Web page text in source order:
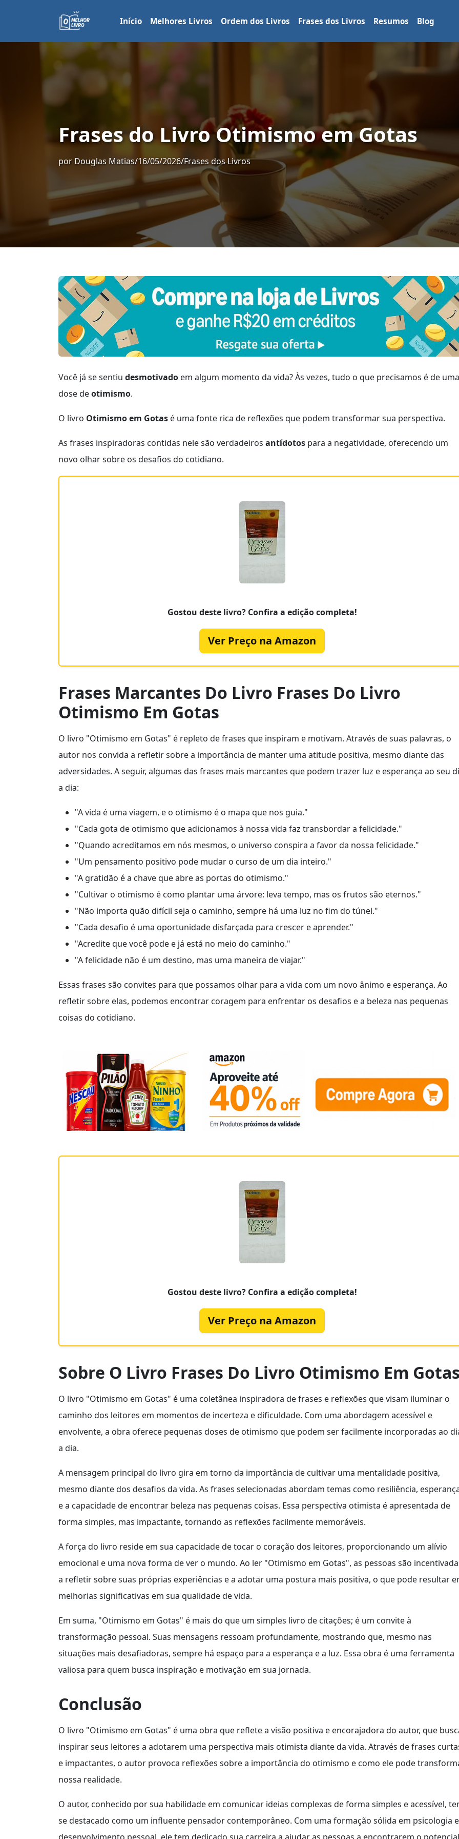
Início Melhores Livros Ordem dos Livros Frases dos Livros Resumos Blog
Frases do Livro Otimismo em Gotas
por Douglas Matias/16/05/2026/Frases dos Livros
Você já se sentiu desmotivado em algum momento da vida? Às vezes, tudo o que precisamos é de uma
dose deotimismo.
O livro Otimismo em Gotas é uma fonte rica de reflexões que podem transformar sua perspectiva.
As frases inspiradoras contidas nele são verdadeiros antídotos para a negatividade, oferecendo um
novo olhar sobre os desafios do cotidiano.
Gostou deste livro? Confira a edição completa!
Ver Preço na Amazon
Frases Marcantes Do Livro Frases Do Livro
Otimismo Em Gotas
O livro "Otimismo em Gotas" é repleto de frases que inspiram e motivam. Através de suas palavras, o
autor nos convida a refletir sobre a importância de manter uma atitude positiva, mesmo diante das
adversidades. A seguir, algumas das frases mais marcantes que podem trazer luz e esperança ao seu
a dia:
"A vida é uma viagem, e o otimismo é o mapa que nos guia."
"Cada gota de otimismo que adicionamos à nossa vida faz transbordar a felicidade."
"Quando acreditamos em nós mesmos, o universo conspira a favor da nossa felicidade."
"Um pensamento positivo pode mudar o curso de um dia inteiro."
"A gratidão é a chave que abre as portas do otimismo."
"Cultivar o otimismo é como plantar uma árvore: leva tempo, mas os frutos são eternos."
"Não importa quão difícil seja o caminho, sempre há uma luz no fim do túnel."
"Cada desafio é uma oportunidade disfarçada para crescer e aprender."
"Acredite que você pode e já está no meio do caminho."
"A felicidade não é um destino, mas uma maneira de viajar."
Essas frases são convites para que possamos olhar para a vida com um novo ânimo e esperança. Ao
refletir sobre elas, podemos encontrar coragem para enfrentar os desafios e a beleza nas pequenas
coisas do cotidiano.
Gostou deste livro? Confira a edição completa!
Ver Preço na Amazon
Sobre O Livro Frases Do Livro Otimismo Em
O livro "Otimismo em Gotas" é uma coletânea inspiradora de frases e reflexões que visam iluminar o
caminho dos leitores em momentos de incerteza e dificuldade. Com uma abordagem acessível e
envolvente, a obra oferece pequenas doses de otimismo que podem ser facilmente incorporadas ao
a dia.
A mensagem principal do livro gira em torno da importância de cultivar uma mentalidade positiva,
mesmo diante dos desafios da vida. As frases selecionadas abordam temas como resiliência,
e a capacidade de encontrar beleza nas pequenas coisas. Essa perspectiva otimista é apresentada de
forma simples, mas impactante, tornando as reflexões facilmente memoráveis.
A força do livro reside em sua capacidade de tocar o coração dos leitores, proporcionando um alívio
emocional e uma nova forma de ver o mundo. Ao ler "Otimismo em Gotas", as pessoas são
a refletir sobre suas próprias experiências e a adotar uma postura mais positiva, o que pode resultar
melhorias significativas em sua qualidade de vida.
Em suma, "Otimismo em Gotas" é mais do que um simples livro de citações; é um convite à
transformação pessoal. Suas mensagens ressoam profundamente, mostrando que, mesmo nas
situações mais desafiadoras, sempre há espaço para a esperança e a luz. Essa obra é uma ferramenta
valiosa para quem busca inspiração e motivação em sua jornada.
Conclusão
O livro "Otimismo em Gotas" é uma obra que reflete a visão positiva e encorajadora do autor, que
inspirar seus leitores a adotarem uma perspectiva mais otimista diante da vida. Através de frases
e impactantes, o autor provoca reflexões sobre a importância do otimismo e como ele pode
nossa realidade.
O autor, conhecido por sua habilidade em comunicar ideias complexas de forma simples e acessível,
se destacado como um influente pensador contemporâneo. Com uma formação sólida em psicologia e